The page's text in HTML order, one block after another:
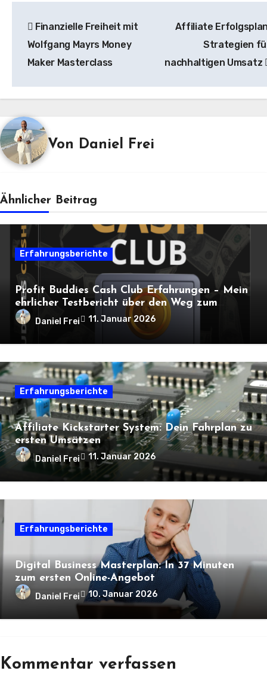
Finanzielle Freiheit mit
Wolfgang Mayrs Money
Maker Masterclass
Affiliate
Strategien
nachhaltigen Umsatz
Von Daniel Frei
Ähnlicher Beitrag
Erfahrungsberichte
Profit Buddies Cash Club Erfahrungen – Mein
ehrlicher Testbericht über den Weg zum
Online-Einkommen
Daniel Frei 11. Januar 2026
Erfahrungsberichte
Affiliate Kickstarter System: Dein Fahrplan zu
ersten Umsätzen
Daniel Frei 11. Januar 2026
Erfahrungsberichte
Digital Business Masterplan: In 37 Minuten
zum ersten Online-Angebot
Daniel Frei 10. Januar 2026
Kommentar verfassen